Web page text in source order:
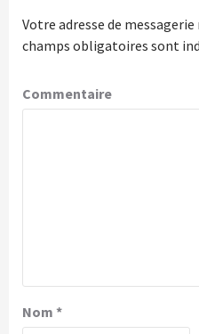
Votre adresse de messagerie
champs obligatoires sont
Commentaire
Nom *